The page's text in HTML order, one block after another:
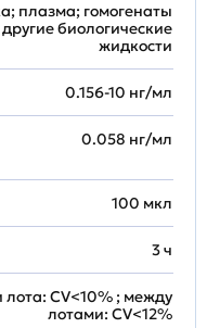
плазма; гомогенаты
биологические
жидкости
0.156-10 нг/мл
0.058 нг/мл
100 мкл
3 ч
лота: CV<10% ; между
лотами: CV<12%